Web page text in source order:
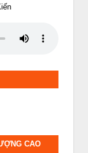
CAO